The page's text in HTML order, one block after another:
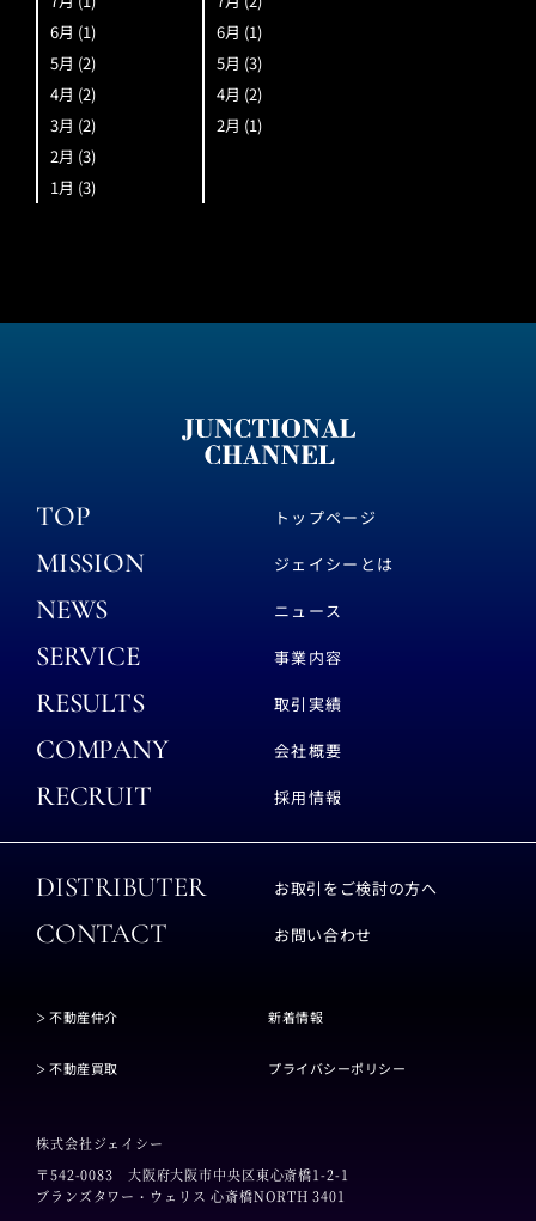
6月 (1)
5月 (2)
4月 (2)
3月 (2)
2月 (3)
1月 (3)
6月 (1)
5月 (3)
4月 (2)
2月 (1)
TOP トップページ
MISSION ジェイシーとは
NEWS ニュース
SERVICE 事業内容
RESULTS 取引実績
COMPANY 会社概要
RECRUIT 採用情報
DISTRIBUTER お取引をご検討の方へ
CONTACT お問い合わせ
不動産仲介
不動産買取
新着情報
プライバシーポリシー
株式会社ジェイシー
〒542-0083 大阪府大阪市中央区東心斎橋1-2-1
ブランズタワー・ウェリス 心斎橋NORTH 3401